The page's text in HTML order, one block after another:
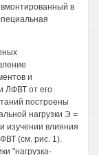
в
и
ЛФВТ от его
построены
нагрузки Э =
изучении влияния
(см. рис. 1).
"нагрузка-